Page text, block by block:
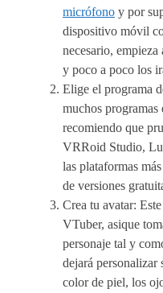
micrófono y por
dispositivo móvil
necesario, empieza
y poco a poco los
Elige el programa
muchos programas
recomiendo que
VRRoid Studio,
las plataformas
de versiones
Crea tu avatar:
VTuber, asique
personaje tal y
dejará personalizar
color de piel, los